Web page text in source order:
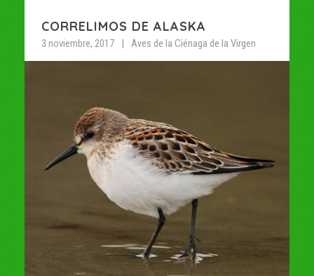
CORRELIMOS DE ALASKA
3 noviembre, 2017 Aves de la Ciénaga de la Virgen